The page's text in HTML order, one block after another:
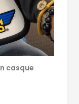
casque